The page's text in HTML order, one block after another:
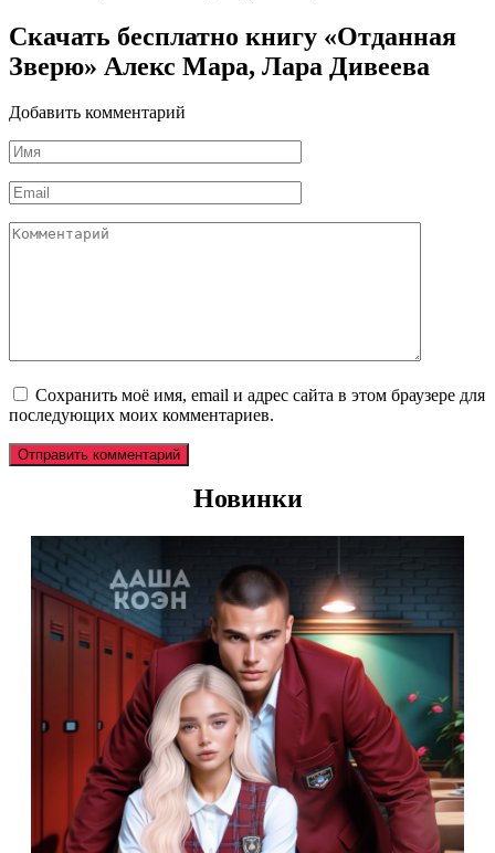
Скачать бесплатно книгу «Отданная
Зверю» Алекс Мара, Лара Дивеева
Добавить комментарий
Имя
*
Email
*
Комментарий
Сохранить моё имя, email и адрес сайта в этом браузере для
последующих моих комментариев.
Новинки